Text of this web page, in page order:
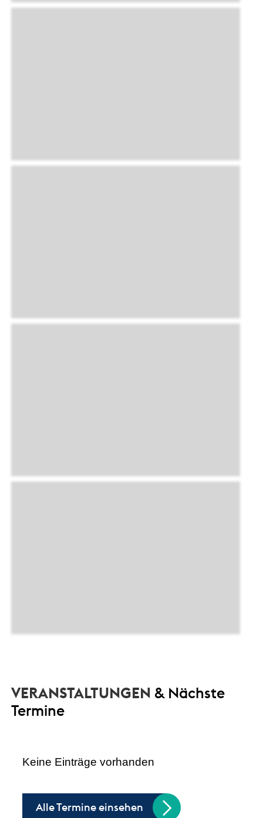
VERANSTALTUNGEN & Nächste
Termine
Keine Einträge vorhanden
Alle Termine einsehen